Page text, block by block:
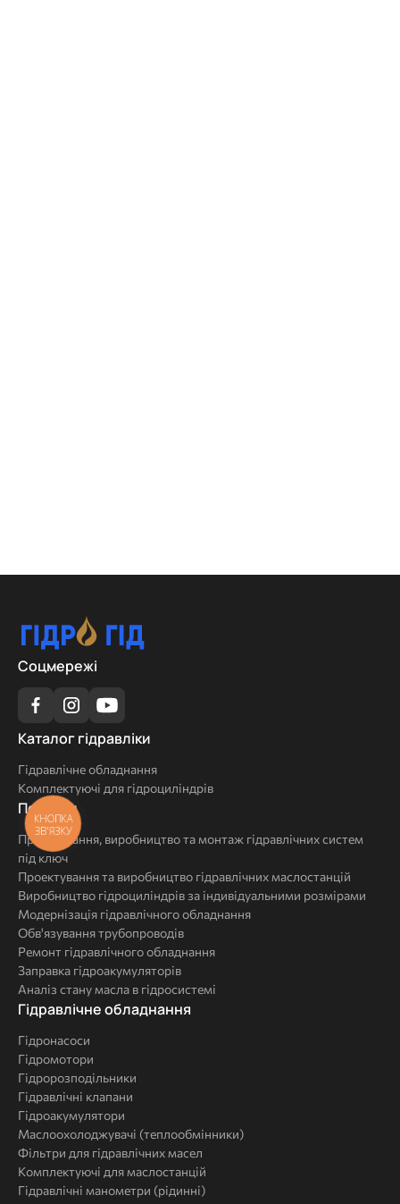
Соцмережі
Каталог
Каталог гідравліки
Гідравлічне обладнання
Комплектуючі для гідроциліндрів
Послуги
Послуги
Проектування, виробництво та монтаж гідравлічних систем
під ключ
Проектування та виробництво гідравлічних маслостанцій
Виробництво гідроциліндрів за індивідуальними розмірами
Модернізація гідравлічного обладнання
Обв'язування трубопроводів
Ремонт гідравлічного обладнання
Заправка гідроакумуляторів
Аналіз стану масла в гідросистемі
Комплексні
Гідравлічне обладнання
Гідронасоси
Гідромотори
Гідророзподільники
Гідравлічні клапани
Гідроакумулятори
Маслоохолоджувачі (теплообмінники)
Фільтри для гідравлічних масел
Комплектуючі для маслостанцій
Гідравлічні манометри (рідинні)
КНОПКА
ЗВ'ЯЗКУ